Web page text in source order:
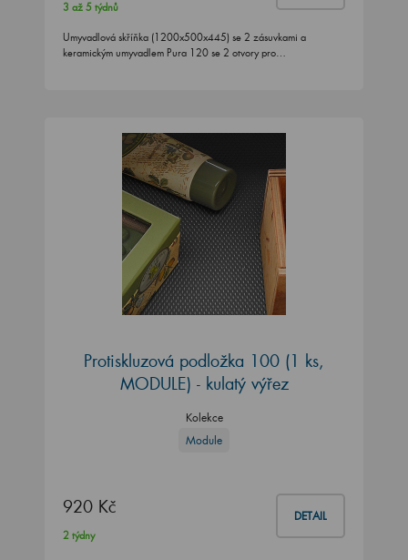
3 až 5 týdnů
Umyvadlová skříňka (1200x500x445) se 2 zásuvkami a
keramickým umyvadlem Pura 120 se 2 otvory pro…
Protiskluzová podložka 100 (1 ks,
MODULE) - kulatý výřez
Kolekce
Module
920 Kč DETAIL
2 týdny